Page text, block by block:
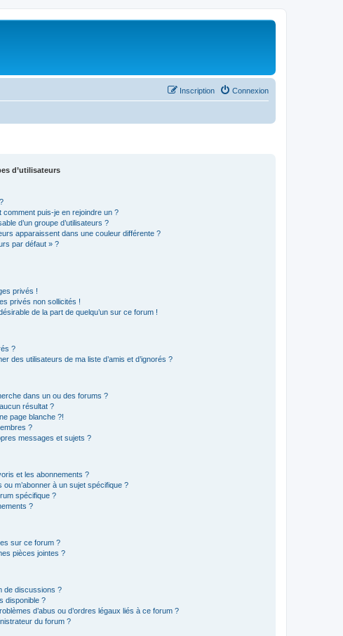
Connexion
Inscription
d’utilisateurs
comment puis-je en rejoindre un ?
d’un groupe d’utilisateurs ?
apparaissent dans une couleur différente ?
par défaut » ?
privés !
privés non sollicités !
de la part de quelqu’un sur ce forum !
?
des utilisateurs de ma liste d’amis et d’ignorés ?
dans un ou des forums ?
résultat ?
page blanche ?!
?
messages et sujets ?
et les abonnements ?
m’abonner à un sujet spécifique ?
spécifique ?
?
sur ce forum ?
pièces jointes ?
de discussions ?
disponible ?
d’abus ou d’ordres légaux liés à ce forum ?
du forum ?